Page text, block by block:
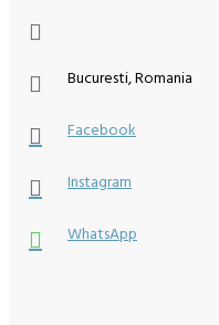
Bucuresti, Romania
Facebook
Instagram
WhatsApp